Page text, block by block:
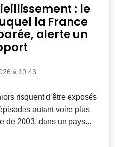
: le
la France
alerte un
à 10:43
risquent d’être exposés
autant voire plus
de 2003, dans un pays...